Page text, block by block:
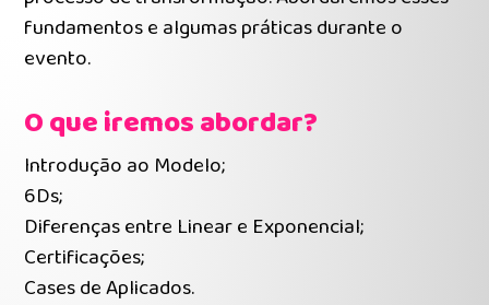
fundamentos e algumas práticas durante o
evento.
O que iremos abordar?
Introdução ao Modelo;
6Ds;
Diferenças entre Linear e Exponencial;
Certificações;
Cases de Aplicados.